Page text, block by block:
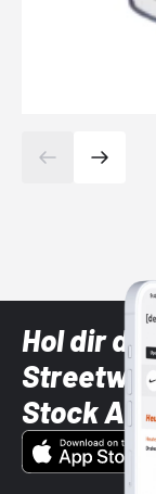
Hol dir
Stock